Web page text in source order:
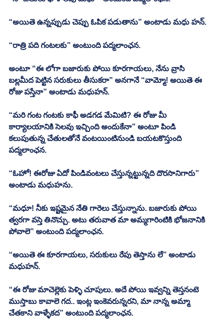
“అయితె ఉన్నప్పుడు చెప్పు ఓపిక పడుతాను” అంటాడు మధు హన్.
“రాత్రి పది గంటలకు” అంటుంది పద్మలాంఛన.
అంటూ “ఈ లోగా బజారుకు పోయి కూరగాయలు, నేను వ్రాసి
బల్లమీద పెట్టిన సరుకులు తీసుకరా” అనగానే “వామ్మో! అయితె ఈ
రోజు పస్తేనా” అంటాడు మధుహన్.
“మరి గంట గంటకు కాఫీ అడగడ మేమిటి? ఈ రోజు మీ
కార్యాలయానికి సెలవు ఇచ్చింది అందుకేనా” అంటూ పిండి
కలుపుతున్న చేతులతోనే వంటయింటినుండి బయటకొస్తుంది
పద్మలాంఛన.
“ఓహో! ఈరోజు ఏదో పిండివంటలు చేస్తున్నట్టున్నది దొరసానిగారు”
అంటాడు మధుహను.
“మధూ! నీకు ఇష్టమైన నేతి గారెలు చేస్తున్నాను. బజారుకు పోయి
త్వరగా వస్తె తినొచ్చు. అటు తరువాత మా అమ్మగారింటికి భోజనానికి
పోవాలె” అంటుంది పద్మలాంఛన.
“అయితె ఈ కూరగాయలు, సరుకులు రేపు తెస్తాను లే” అంటాడు
మధుహన్.
“ఈ రోజు మాచెల్లెకు పెళ్ళి చూపులు. అదే పోయి ఇవ్వన్ని తెస్తనంటె
ముస్తాబు కావాలె గద.. ఇంట్ల ఇంకెవరున్నరని, మా నాన్న అమ్మా
చేతకాని వాళ్ళేకద” అంటుంది పద్మలాంఛన.